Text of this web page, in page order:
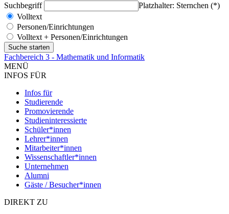
Suchbegriff
Platzhalter: Sternchen (*)
Volltext
Personen/Einrichtungen
Volltext + Personen/Einrichtungen
Fachbereich 3 - Mathematik und Informatik
MENÜ
INFOS FÜR
Infos für
Studierende
Promovierende
Studieninteressierte
Schüler*innen
Lehrer*innen
Mitarbeiter*innen
Wissenschaftler*innen
Unternehmen
Alumni
Gäste / Besucher*innen
DIREKT ZU